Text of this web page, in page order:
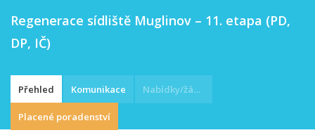
Regenerace sídliště Muglinov – 11. etapa (PD,
DP, IČ)
Přehled Komunikace Nabídky/žádosti
Placené poradenství